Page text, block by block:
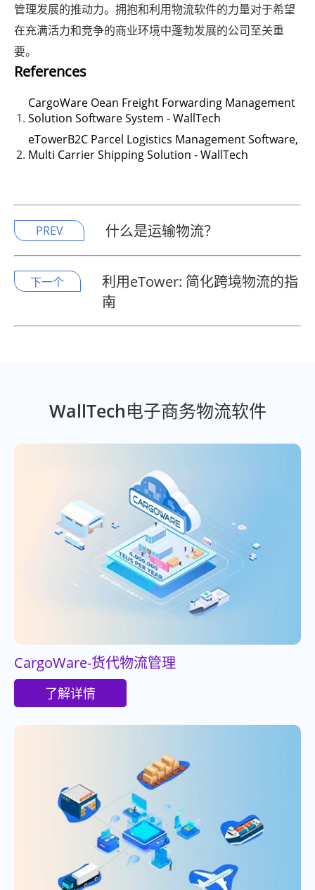
管理发展的推动力。拥抱和利用物流软件的力量对于希望
在充满活力和竞争的商业环境中蓬勃发展的公司至关重
要。
References
CargoWare Oean Freight Forwarding Management
Solution Software System - WallTech
eTowerB2C Parcel Logistics Management Software,
Multi Carrier Shipping Solution - WallTech
PREV 什么是运输物流？
下一个
利用eTower: 简化跨境物流的指
南
WallTech电子商务物流软件
CargoWare-货代物流管理
了解详情